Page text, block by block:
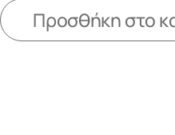
Προσθήκη στο